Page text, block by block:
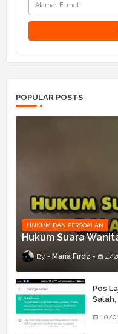
POPULAR POSTS
HUKUM DAN PERSOALAN
Hukum Suara
Maria Firdz 4/
Pos
10/